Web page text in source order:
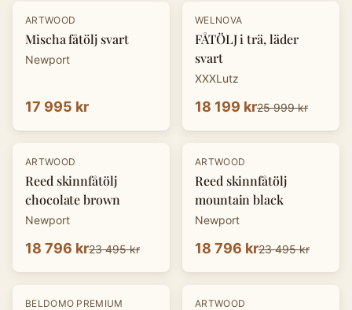
ARTWOOD
Mischa fåtölj svart
Newport
17 995 kr
-30 %
WELNOVA
FÅTÖLJ i trä, läder
svart
XXXLutz
18 199 kr25 999 kr
-20%
ARTWOOD
Reed skinnfåtölj
chocolate brown
Newport
18 796 kr23 495 kr
-20%
ARTWOOD
Reed skinnfåtölj
mountain black
Newport
18 796 kr23 495 kr
-30 %
BELDOMO PREMIUM -20%
ARTWOOD